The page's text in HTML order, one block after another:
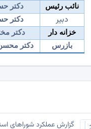
نائب رئیس دکتر
دبیر دکتر
خزانه دار دکتر
بازرس دکتر
گزارش عملکرد شوراهای